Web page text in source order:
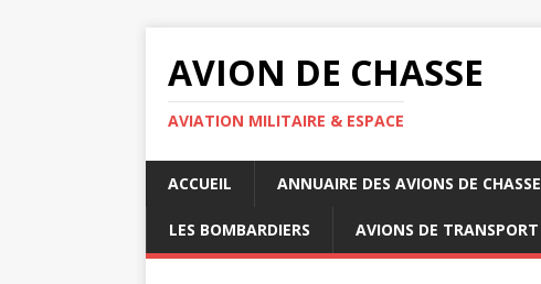
AVION DE CHASSE
AVIATION MILITAIRE & ESPACE
ACCUEIL ANNUAIRE DES AVIONS DE CHASSE
LES BOMBARDIERS AVIONS DE TRANSPORT